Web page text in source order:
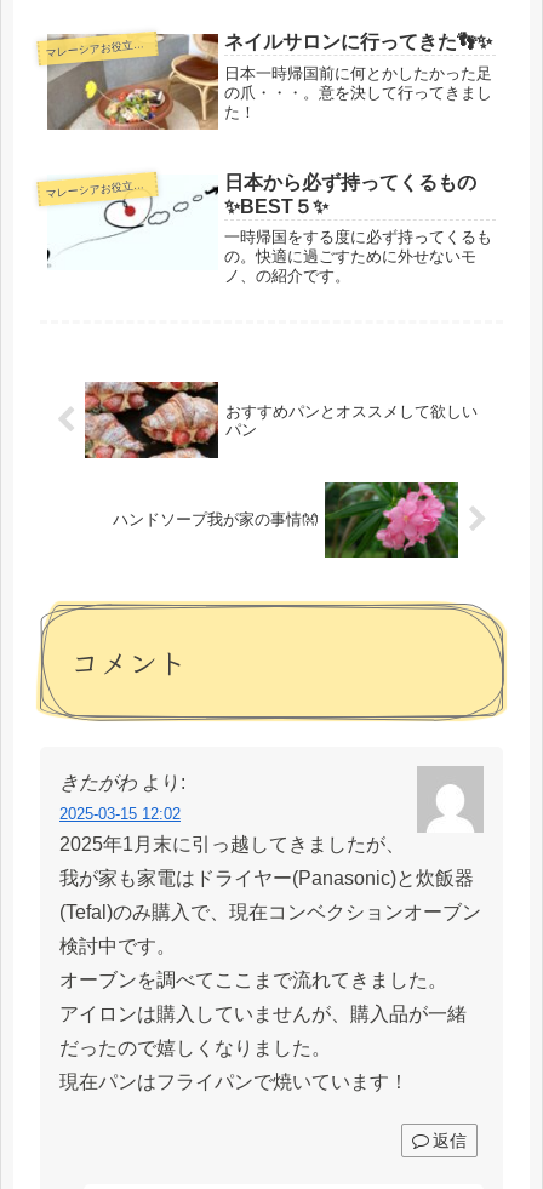
マ
レーシアお役立ち情報 ネイルサロンに行ってきた👣✨
日本一時帰国前に何とかしたかった足
の爪・・・。意を決して行ってきまし
た！
マ
レーシアお役立ち情報
日本から必ず持ってくるもの
✨BEST５✨
一時帰国をする度に必ず持ってくるも
の。快適に過ごすために外せないモ
ノ、の紹介です。
おすすめパンとオススメして欲しい
パン
ハンドソープ我が家の事情👐
コメント
きたがわ より:
2025-03-15 12:02
2025年1月末に引っ越してきましたが、
我が家も家電はドライヤー(Panasonic)と炊飯器
(Tefal)のみ購入で、現在コンベクションオーブン
検討中です。
オーブンを調べてここまで流れてきました。
アイロンは購入していませんが、購入品が一緒
だったので嬉しくなりました。
現在パンはフライパンで焼いています！
返信